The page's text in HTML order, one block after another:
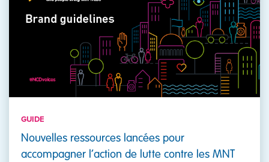
GUIDE
Nouvelles ressources lancées pour
accompagner l’action de lutte contre les MNT